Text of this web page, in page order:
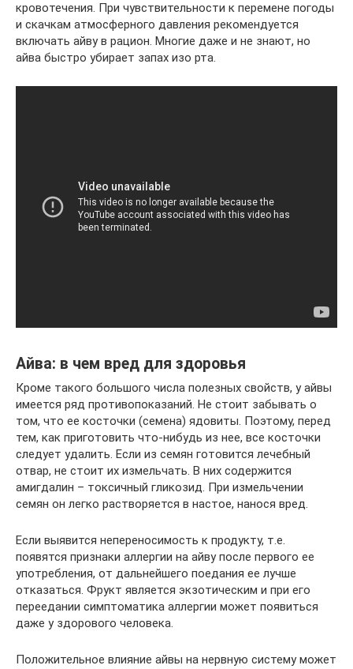
кровотечения. При чувствительности к перемене погоды
и скачкам атмосферного давления рекомендуется
включать айву в рацион. Многие даже и не знают, но
айва быстро убирает запах изо рта.
Айва: в чем вред для здоровья
Кроме такого большого числа полезных свойств, у айвы
имеется ряд противопоказаний. Не стоит забывать о
том, что ее косточки (семена) ядовиты. Поэтому, перед
тем, как приготовить что-нибудь из нее, все косточки
следует удалить. Если из семян готовится лечебный
отвар, не стоит их измельчать. В них содержится
амигдалин – токсичный гликозид. При измельчении
семян он легко растворяется в настое, нанося вред.
Если выявится непереносимость к продукту, т.е.
появятся признаки аллергии на айву после первого ее
употребления, от дальнейшего поедания ее лучше
отказаться. Фрукт является экзотическим и при его
переедании симптоматика аллергии может появиться
даже у здорового человека.
Положительное влияние айвы на нервную систему может